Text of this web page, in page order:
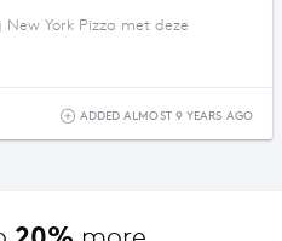
York Pizza met deze
ADDED ALMOST 9 YEARS AGO